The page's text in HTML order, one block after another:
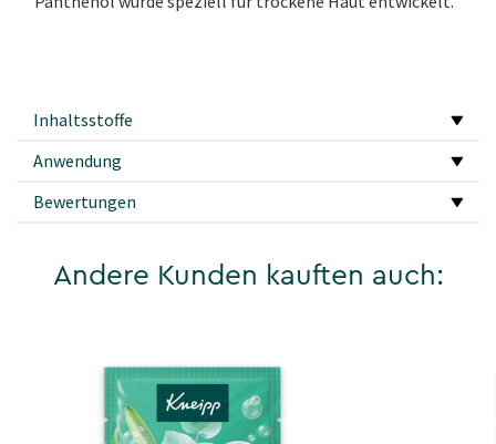
Inhaltsstoffe
Anwendung
Bewertungen
Andere Kunden kauften auch: